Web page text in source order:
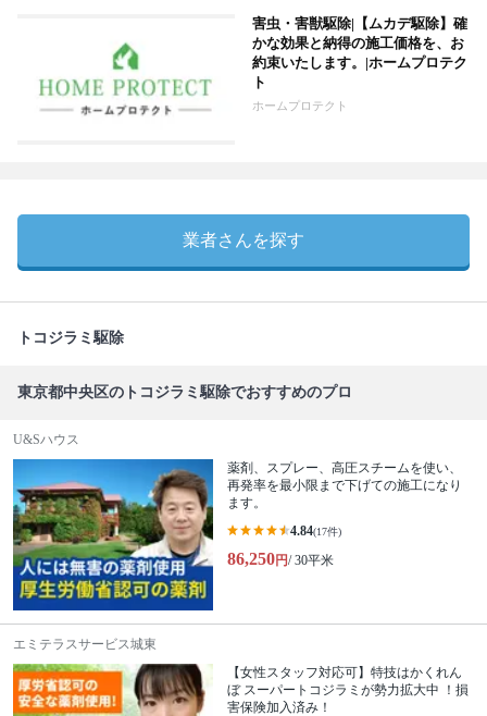
害虫・害獣駆除|【ムカデ駆除】確
かな効果と納得の施工価格を、お
約束いたします。|ホームプロテク
ト
ホームプロテクト
業者さんを探す
トコジラミ駆除
東京都中央区のトコジラミ駆除でおすすめのプロ
U&Sハウス
薬剤、スプレー、高圧スチームを使い、
再発率を最小限まで下げての施工になり
ます。
4.84(17件)
86,250円/ 30平米
エミテラスサービス城東
【女性スタッフ対応可】特技はかくれん
ぼ スーパートコジラミが勢力拡大中 ！損
害保険加入済み！